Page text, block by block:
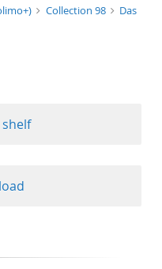
Collection 98
Das